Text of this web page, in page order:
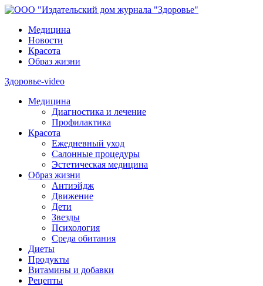
Медицина
Новости
Красота
Образ жизни
Здоровье-video
Медицина
Диагностика и лечение
Профилактика
Красота
Ежедневный уход
Салонные процедуры
Эстетическая медицина
Образ жизни
Антиэйдж
Движение
Дети
Звезды
Психология
Среда обитания
Диеты
Продукты
Витамины и добавки
Рецепты